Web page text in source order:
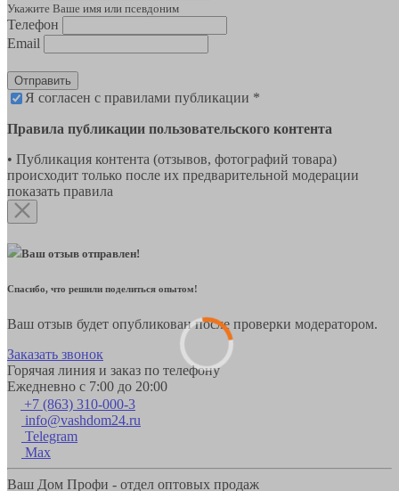
Укажите Ваше имя или псевдоним
Телефон
Email
Отправить
Я согласен с правилами публикации *
Правила публикации пользовательского контента
• Публикация контента (отзывов, фотографий товара)
происходит только после их предварительной модерации
показать правила
Ваш отзыв отправлен!
Спасибо, что решили поделиться опытом!
Ваш отзыв будет опубликован после проверки модератором.
Заказать звонок
Горячая линия и заказ по телефону
Ежедневно с 7:00 до 20:00
+7 (863) 310-000-3
info@vashdom24.ru
Telegram
Max
Ваш Дом Профи - отдел оптовых продаж